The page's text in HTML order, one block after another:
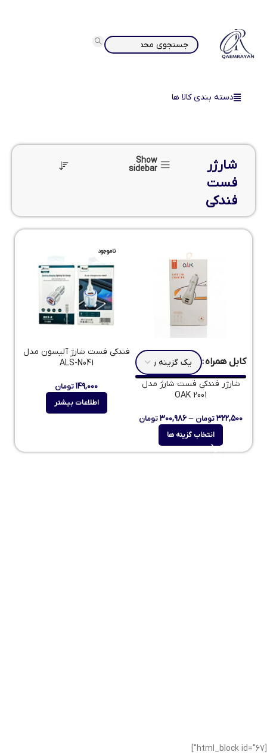
دسته بندی کالا ها
شارژر
فست
فندکی
Show
sidebar
کابل همراه
شارژر فندکی فست شارژ مدل
OAK 2001
۳۲۲,۵۰۰تومان – ۳۰۰,۹۸۶تومان
انتخاب گزینه ها
ناموجود
فندکی فست شارژ آلیسون مدل
ALS-N041
۱۴۹,۰۰۰تومان
اطلاعات بیشتر
[html_block id="67"]